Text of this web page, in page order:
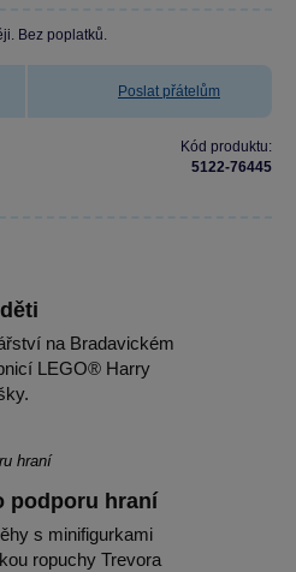
Bez poplatků.
Poslat přátelům
Kód produktu:
5122-76445
na Bradavickém
LEGO® Harry
podporu hraní
s minifigurkami
ropuchy Trevora